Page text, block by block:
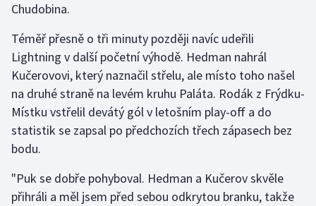
Plážový volejbal
Ragby
Rychlobruslení
Rychlostní kanoistika
Short track
Chudobina.
Téměř přesně o tři minuty později navíc udeřili
Lightning v další početní výhodě. Hedman nahrál
Kučerovovi, který naznačil střelu, ale místo toho našel
na druhé straně na levém kruhu Paláta. Rodák z Frýdku-
Místku vstřelil devátý gól v letošním play-off a do
statistik se zapsal po předchozích třech zápasech bez
bodu.
"Puk se dobře pohyboval. Hedman a Kučerov skvěle
přihráli a měl jsem před sebou odkrytou branku, takže